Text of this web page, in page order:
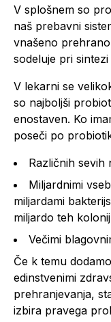
V splošnem so
naš prebavni
vnašeno
sodeluje pri
V lekarni se
so najboljši
enostaven. Ko
poseči po
Različnih sevih
Miljardnimi
miljardami
miljardo teh
Večimi
Če k temu
edinstvenimi
prehranjevanja,
izbira pravega